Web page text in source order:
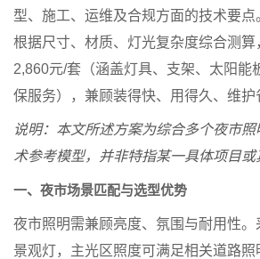
型、施工、运维及合规方面的技术要
根据尺寸、材质、灯光复杂度综合测算
2,860元/套（涵盖灯具、支架、太阳能
保服务），兼顾装得快、用得久、维护
说明：本文所述方案为综合多个夜市
术参考模型，并非特指某一具体项目或
一、夜市场景匹配与选型优势
夜市照明需兼顾亮度、氛围与耐用性
景观灯，主光区照度可满足相关道路照